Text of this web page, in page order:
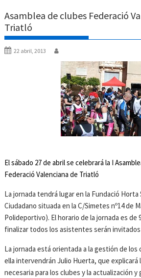
Asamblea de clubes Federació
Triatló
22 abril, 2013
El sábado 27 de abril se celebrará la I
Federació Valenciana de Triatló
La jornada tendrá lugar en la Fundació
Ciudadano situada en la C/Simetes nº14 de
Polideportivo). El horario de la jornada es de
finalizar todos los asistentes serán invitados
La jornada está orientada a la gestión de
ella intervendrán Julio Huerta, que explicará
necesaria para los clubes y la actualización y